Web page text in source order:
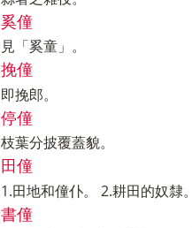
奚僮
見「奚童」。
挽僮
即挽郎。
停僮
枝葉分披覆蓋貌。
田僮
1.田地和僮仆。 2.耕田的奴隸。
書僮